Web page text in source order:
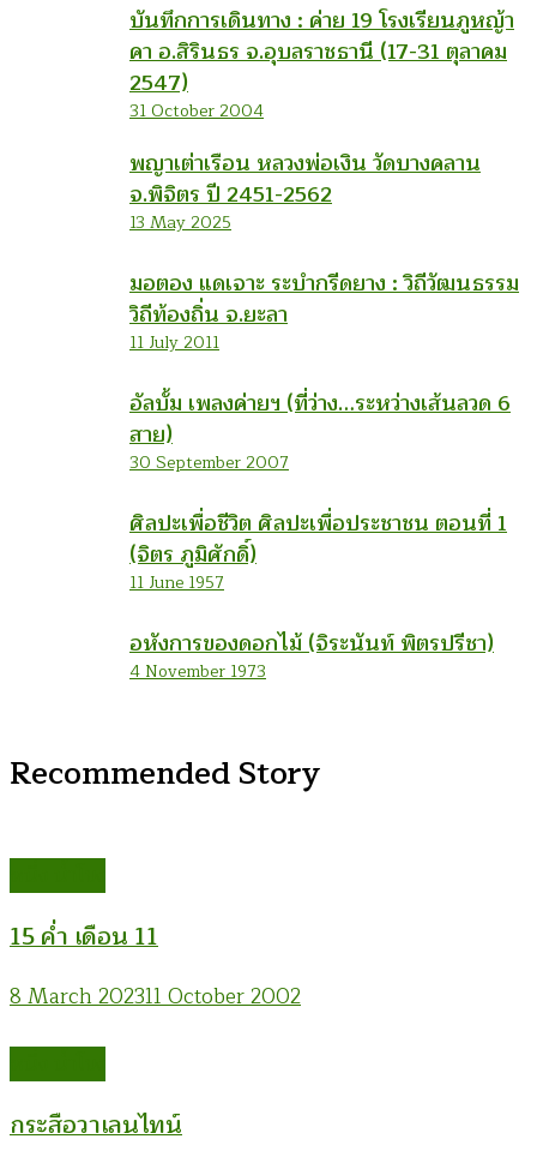
บันทึกการเดินทาง : ค่าย 19 โรงเรียนภูหญ้า
คา อ.สิรินธร จ.อุบลราชธานี (17-31 ตุลาคม
2547)
31 October 2004
พญาเต่าเรือน หลวงพ่อเงิน วัดบางคลาน
จ.พิจิตร ปี 2451-2562
13 May 2025
มอตอง แดเจาะ ระบำกรีดยาง : วิถีวัฒนธรรม
วิถีท้องถิ่น จ.ยะลา
11 July 2011
อัลบั้ม เพลงค่ายฯ (ที่ว่าง…ระหว่างเส้นลวด 6
สาย)
30 September 2007
ศิลปะเพื่อชีวิต ศิลปะเพื่อประชาชน ตอนที่ 1
(จิตร ภูมิศักดิ์)
11 June 1957
อหังการของดอกไม้ (จิระนันท์ พิตรปรีชา)
4 November 1973
Recommended Story
15 ค่ำ เดือน 11
8 March 202311 October 2002
กระสือวาเลนไทน์